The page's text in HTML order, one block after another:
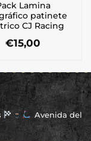
Lamina
patinete
CJ Racing
€15,00
tiene
múltiples
variantes.
Las
opciones
Avenida del